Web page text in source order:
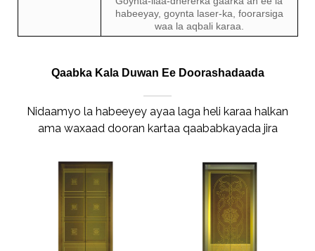
habeeyay, goynta laser-ka, foorarsiga
waa la aqbali karaa.
Qaabka Kala Duwan Ee Doorashadaada
Nidaamyo la habeeyey ayaa laga heli karaa halkan
ama waxaad dooran kartaa qaababkayada jira